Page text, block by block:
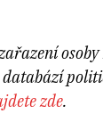
databází
zde.